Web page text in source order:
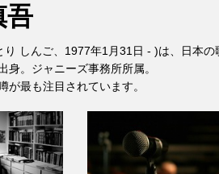
吾
り しんご、1977年1月31日 - )は、日本
身。ジャニーズ事務所所属。
が最も注目されています。